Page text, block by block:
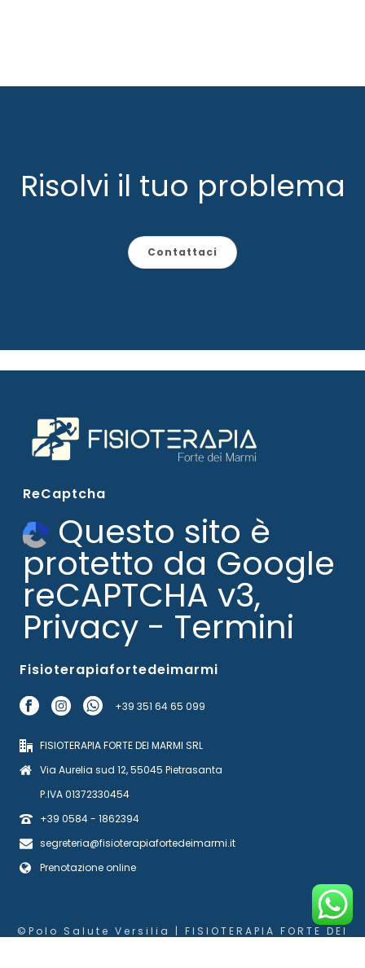
Risolvi il tuo problema
Contattaci
ReCaptcha
Questo sito è
protetto da Google
reCAPTCHA v3,
Privacy - Termini
Fisioterapiafortedeimarmi
+39 351 64 65 099
FISIOTERAPIA FORTE DEI MARMI SRL
Via Aurelia sud 12, 55045 Pietrasanta
P.IVA 01372330454
+39 0584 - 1862394
segreteria@fisioterapiafortedeimarmi.it
Prenotazione online
©Polo Salute Versilia | FISIOTERAPIA FORTE DEI